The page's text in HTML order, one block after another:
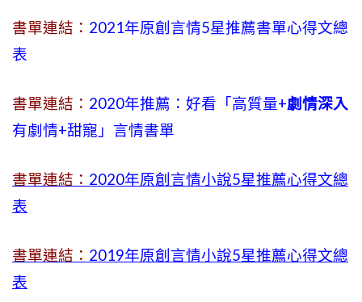
書單連結： 2021年原創言情5星推薦書單心得文總
表
書單連結： 2020年推薦：好看「高質量+劇情深入
有劇情+甜寵」言情書單
書單連結： 2020年原創言情小說5星推薦心得文總
表
書單連結： 2019年原創言情小說5星推薦心得文總
表